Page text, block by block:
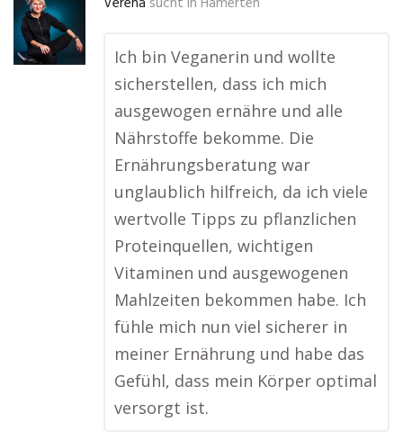
Ich bin Veganerin und wollte
sicherstellen, dass ich mich
ausgewogen ernähre und alle
Nährstoffe bekomme. Die
Ernährungsberatung war
unglaublich hilfreich, da ich viele
wertvolle Tipps zu pflanzlichen
Proteinquellen, wichtigen
Vitaminen und ausgewogenen
Mahlzeiten bekommen habe. Ich
fühle mich nun viel sicherer in
meiner Ernährung und habe das
Gefühl, dass mein Körper optimal
versorgt ist.